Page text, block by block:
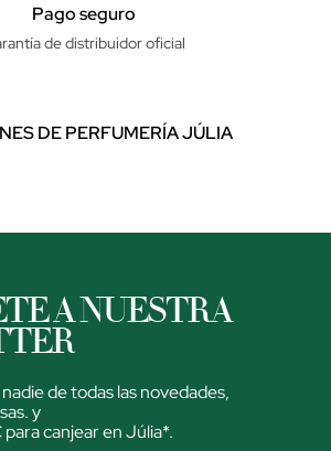
Pago seguro
de distribuidor oficial
DE PERFUMERÍA JÚLIA
A NUESTRA
de todas las novedades,
y
canjear en Júlia*.